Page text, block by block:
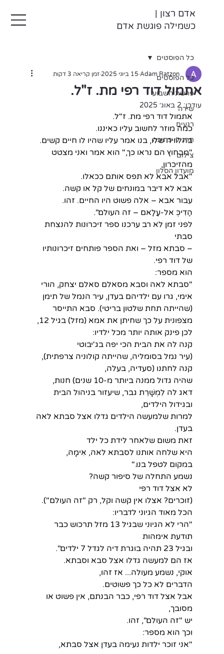
אדם רצון |
כשמילה פוגשת אדם
כל הפוסטים
פרשת השבוע
שירה
רגעים
תרגילי כתיבה
צילום
מועדון הסלון
כל הפוסטים
אתמול דוד רפי מת. ז"ל.
Adam Ratzon 15 ביוני 2025 זמן קריאה 3 דקות
עודכן:2 באוג׳ 2025
אתמול דוד רפי מת. ז"ל.
כמה מוזר לחשוב עליו כאיננו.
בהלוויה שלו, בנו אמר עליו שהיו לו חיים קשים.
"מבחוץ הם נראו כך," הוא אמר ואני מצטט
מהזיכרון,
"אבל אבא לא תפס אותם ככאלו.
אבא לא דיבר במונחים של קל או קשה.
עבור אבא – אלה פשוט היו החיים. זהו.
הַדִיכְּ אל-עַלַאם – זה העולם".
לפני זמן לא רב ערכנו ספר זיכרונות להנצחת
סבתי
– סבתא מזל – ואת הספר פותחים זיכרונותיו
של דוד רפי.
הוא מספר:
"סבתא לאה וסבא מסאלם סאלם יצחק, הורי
אימי, גרו עם ילדיהם בעדן, עיר הנמל של תימן
(שהייתה תחת שלטון בריטי). סבא התייסר
מצפונית על כך שחיתן את אמא (מזל) בגיל 12,
לכן פינק אותה יותר מכל ילדיו:
קנה לה את הבית הכי יפה בג'יבוטי
(עיר נמל בסומליה, שהייתה קולוניה צרפתית),
קנה לחתנו (סעדיה, בעלה,
שהיה גדול ממנה ביותר מ-10 שנים) חנות,
דאג לה לִמְשָׁרֵת גבר, שיעזור בניהול הבית
ובגידול הילדים,
למרות שלמעשה הילדים גדלו אצל סבתא לאה
בעדן.
זאת משום שלאחר לידת כל ילד
היא שלחה אותנו לסבתא לאה, אִימָהּ,
במקום לטפל בנו."
נשמע התחלה של סיפור קשה?
לא אצל דוד רפי
(זוכרים? אצלו אין קשה וקל, רק "זה העולם").
הכל מאוד הגיוני לדבריו:
"הרי לא הגיוני שבגיל 13 מזל תרכוש כבר
תודעת אימהות
ובגיל 23 תהיה בוגרת דיה לגדל 7 ילדים".
אז הם למעשה גדלו אצל סבא וסבתא.
אוקי, נשמע מעולה... אז זהו,
הדברים לא כל כך פשוטים.
אבל אצל דוד רפי, כבר הבנתם, אין פשוט או
מסובך,
יש "זה העולם", זהו.
וכך הוא מספר:
"אני זוכר ילדות נעימה בעדן אצל סבתא,